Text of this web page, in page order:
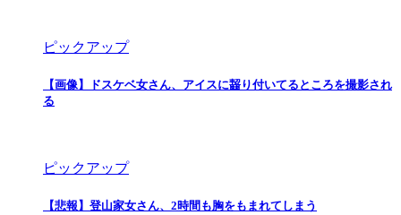
ピックアップ
【画像】ドスケベ女さん、アイスに齧り付いてるところを撮影され
る
ピックアップ
【悲報】登山家女さん、2時間も胸をもまれてしまう